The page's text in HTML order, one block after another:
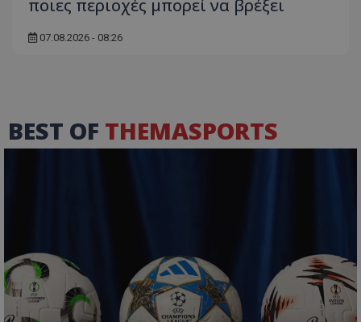
ποιες περιοχές μπορεί να βρέξει
07.08.2026 - 08:26
BEST OF THEMASPORTS